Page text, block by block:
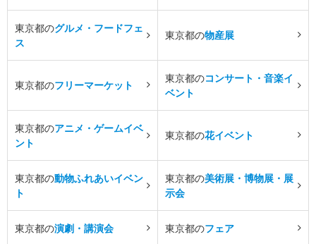
東京都のグルメ・フードフェ
ス
東京都の物産展
東京都のフリーマーケット
東京都のコンサート・音楽イ
ベント
東京都のアニメ・ゲームイベ
ント
東京都の花イベント
東京都の動物ふれあいイベン
ト
東京都の美術展・博物展・展
示会
東京都の演劇・講演会 東京都のフェア